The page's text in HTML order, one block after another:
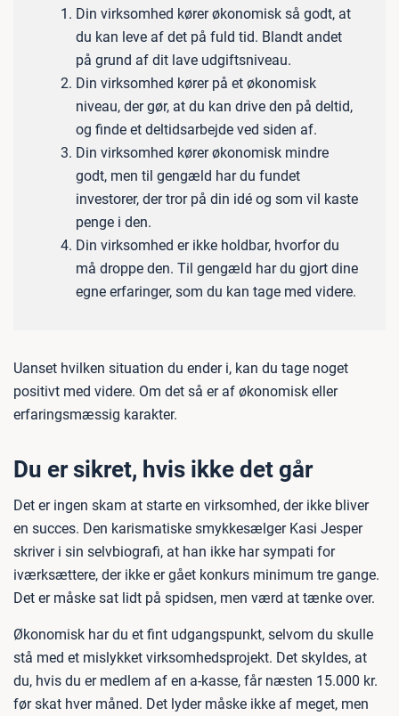
Din virksomhed kører økonomisk så godt, at
du kan leve af det på fuld tid. Blandt andet
på grund af dit lave udgiftsniveau.
Din virksomhed kører på et økonomisk
niveau, der gør, at du kan drive den på deltid,
og finde et deltidsarbejde ved siden af.
Din virksomhed kører økonomisk mindre
godt, men til gengæld har du fundet
investorer, der tror på din idé og som vil kaste
penge i den.
Din virksomhed er ikke holdbar, hvorfor du
må droppe den. Til gengæld har du gjort dine
egne erfaringer, som du kan tage med videre.
Uanset hvilken situation du ender i, kan du tage noget
positivt med videre. Om det så er af økonomisk eller
erfaringsmæssig karakter.
Du er sikret, hvis ikke det går
Det er ingen skam at starte en virksomhed, der ikke bliver
en succes. Den karismatiske smykkesælger Kasi Jesper
skriver i sin selvbiografi, at han ikke har sympati for
iværksættere, der ikke er gået konkurs minimum tre gange.
Det er måske sat lidt på spidsen, men værd at tænke over.
Økonomisk har du et fint udgangspunkt, selvom du skulle
stå med et mislykket virksomhedsprojekt. Det skyldes, at
du, hvis du er medlem af en a-kasse, får næsten 15.000 kr.
før skat hver måned. Det lyder måske ikke af meget, men